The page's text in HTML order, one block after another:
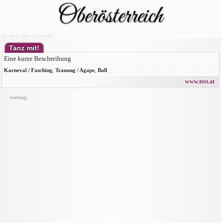
Oberösterreich
Show in Oberösterreich
Tanz mit!
Eine kurze Beschreibung
Karneval / Fasching Trauung / Agape Ball
www.test.at
werbung: